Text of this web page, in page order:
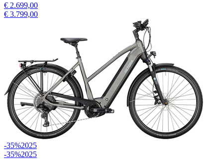
€ 2.699,00
€ 3.799,00
-35%2025
-35%2025